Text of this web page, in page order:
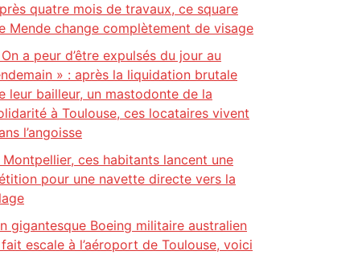
quatre mois de travaux, ce square
Mende change complètement de visage
a peur d’être expulsés du jour au
» : après la liquidation brutale
leur bailleur, un mastodonte de la
à Toulouse, ces locataires vivent
l’angoisse
Montpellier, ces habitants lancent une
pour une navette directe vers la
gigantesque Boeing militaire australien
escale à l’aéroport de Toulouse, voici